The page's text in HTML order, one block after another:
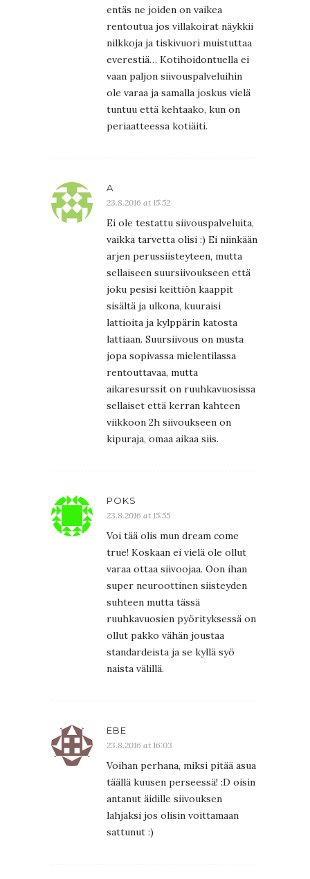
entäs ne joiden on vaikea
rentoutua jos villakoirat näykkii
nilkkoja ja tiskivuori muistuttaa
everestiä… Kotihoidontuella ei
vaan paljon siivouspalveluihin
ole varaa ja samalla joskus vielä
tuntuu että kehtaako, kun on
periaatteessa kotiäiti.
A
23.8.2016 at 15:52
Ei ole testattu siivouspalveluita,
vaikka tarvetta olisi :) Ei niinkään
arjen perussiisteyteen, mutta
sellaiseen suursiivoukseen että
joku pesisi keittiön kaappit
sisältä ja ulkona, kuuraisi
lattioita ja kylppärin katosta
lattiaan. Suursiivous on musta
jopa sopivassa mielentilassa
rentouttavaa, mutta
aikaresurssit on ruuhkavuosissa
sellaiset että kerran kahteen
viikkoon 2h siivoukseen on
kipuraja, omaa aikaa siis.
POKS
23.8.2016 at 15:55
Voi tää olis mun dream come
true! Koskaan ei vielä ole ollut
varaa ottaa siivoojaa. Oon ihan
super neuroottinen siisteyden
suhteen mutta tässä
ruuhkavuosien pyörityksessä on
ollut pakko vähän joustaa
standardeista ja se kyllä syö
naista välillä.
EBE
23.8.2016 at 16:03
Voihan perhana, miksi pitää asua
täällä kuusen perseessä! :D oisin
antanut äidille siivouksen
lahjaksi jos olisin voittamaan
sattunut :)